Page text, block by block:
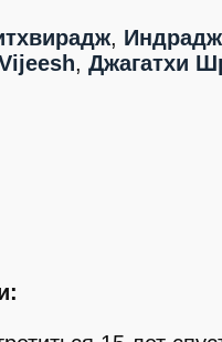
,
, Джагатхи